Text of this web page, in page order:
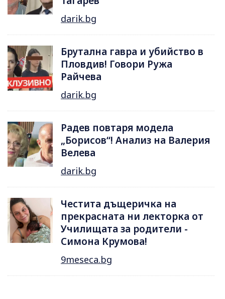
darik.bg
Брутална гавра и убийство в
Пловдив! Говори Ружа
Райчева
darik.bg
Радев повтаря модела
„Борисов“! Анализ на Валерия
Велева
darik.bg
Честита дъщеричка на
прекрасната ни лекторка от
Училищата за родители -
Симона Крумова!
9meseca.bg